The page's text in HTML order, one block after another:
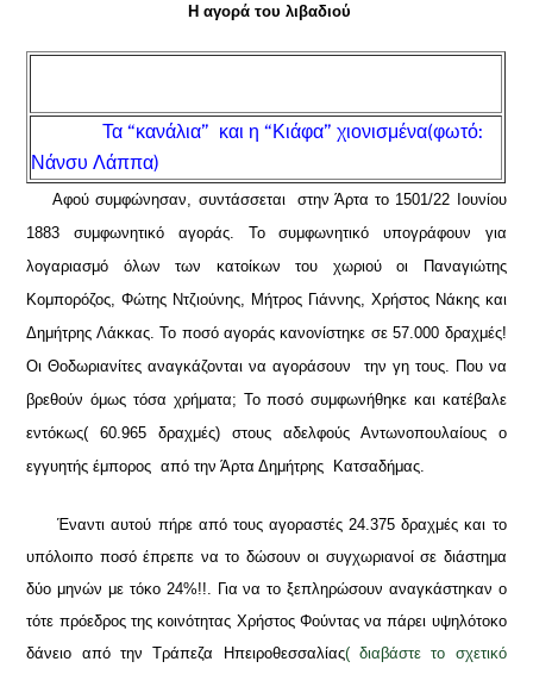
Η αγορά του λιβαδιού
Τα “κανάλια” και η “Κιάφα” χιονισμένα(φωτό:
Νάνσυ Λάππα)
Αφού συμφώνησαν, συντάσσεται στην Άρτα το 1501/22 Ιουνίου
1883 συμφωνητικό αγοράς. Το συμφωνητικό υπογράφουν για
λογαριασμό όλων των κατοίκων του χωριού οι Παναγιώτης
Κομπορόζος, Φώτης Ντζιούνης, Μήτρος Γιάννης, Χρήστος Νάκης και
Δημήτρης Λάκκας. Το ποσό αγοράς κανονίστηκε σε 57.000 δραχμές!
Οι Θοδωριανίτες αναγκάζονται να αγοράσουν την γη τους. Που να
βρεθούν όμως τόσα χρήματα; Το ποσό συμφωνήθηκε και κατέβαλε
εντόκως( 60.965 δραχμές) στους αδελφούς Αντωνοπουλαίους ο
εγγυητής έμπορος από την Άρτα Δημήτρης Κατσαδήμας.
Έναντι αυτού πήρε από τους αγοραστές 24.375 δραχμές και το
υπόλοιπο ποσό έπρεπε να το δώσουν οι συγχωριανοί σε διάστημα
δύο μηνών με τόκο 24%!!. Για να το ξεπληρώσουν αναγκάστηκαν ο
τότε πρόεδρος της κοινότητας Χρήστος Φούντας να πάρει υψηλότοκο
δάνειο από την Τράπεζα Ηπειροθεσσαλίας( διαβάστε το σχετικό